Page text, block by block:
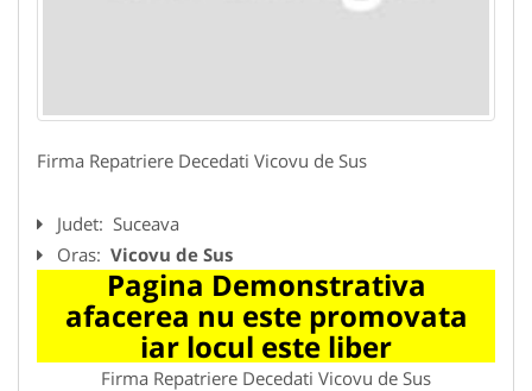
Firma Repatriere Decedati Vicovu de Sus
Judet: Suceava
Oras: Vicovu de Sus
Pagina Demonstrativa
afacerea nu este promovata
iar locul este liber
Firma Repatriere Decedati Vicovu de Sus